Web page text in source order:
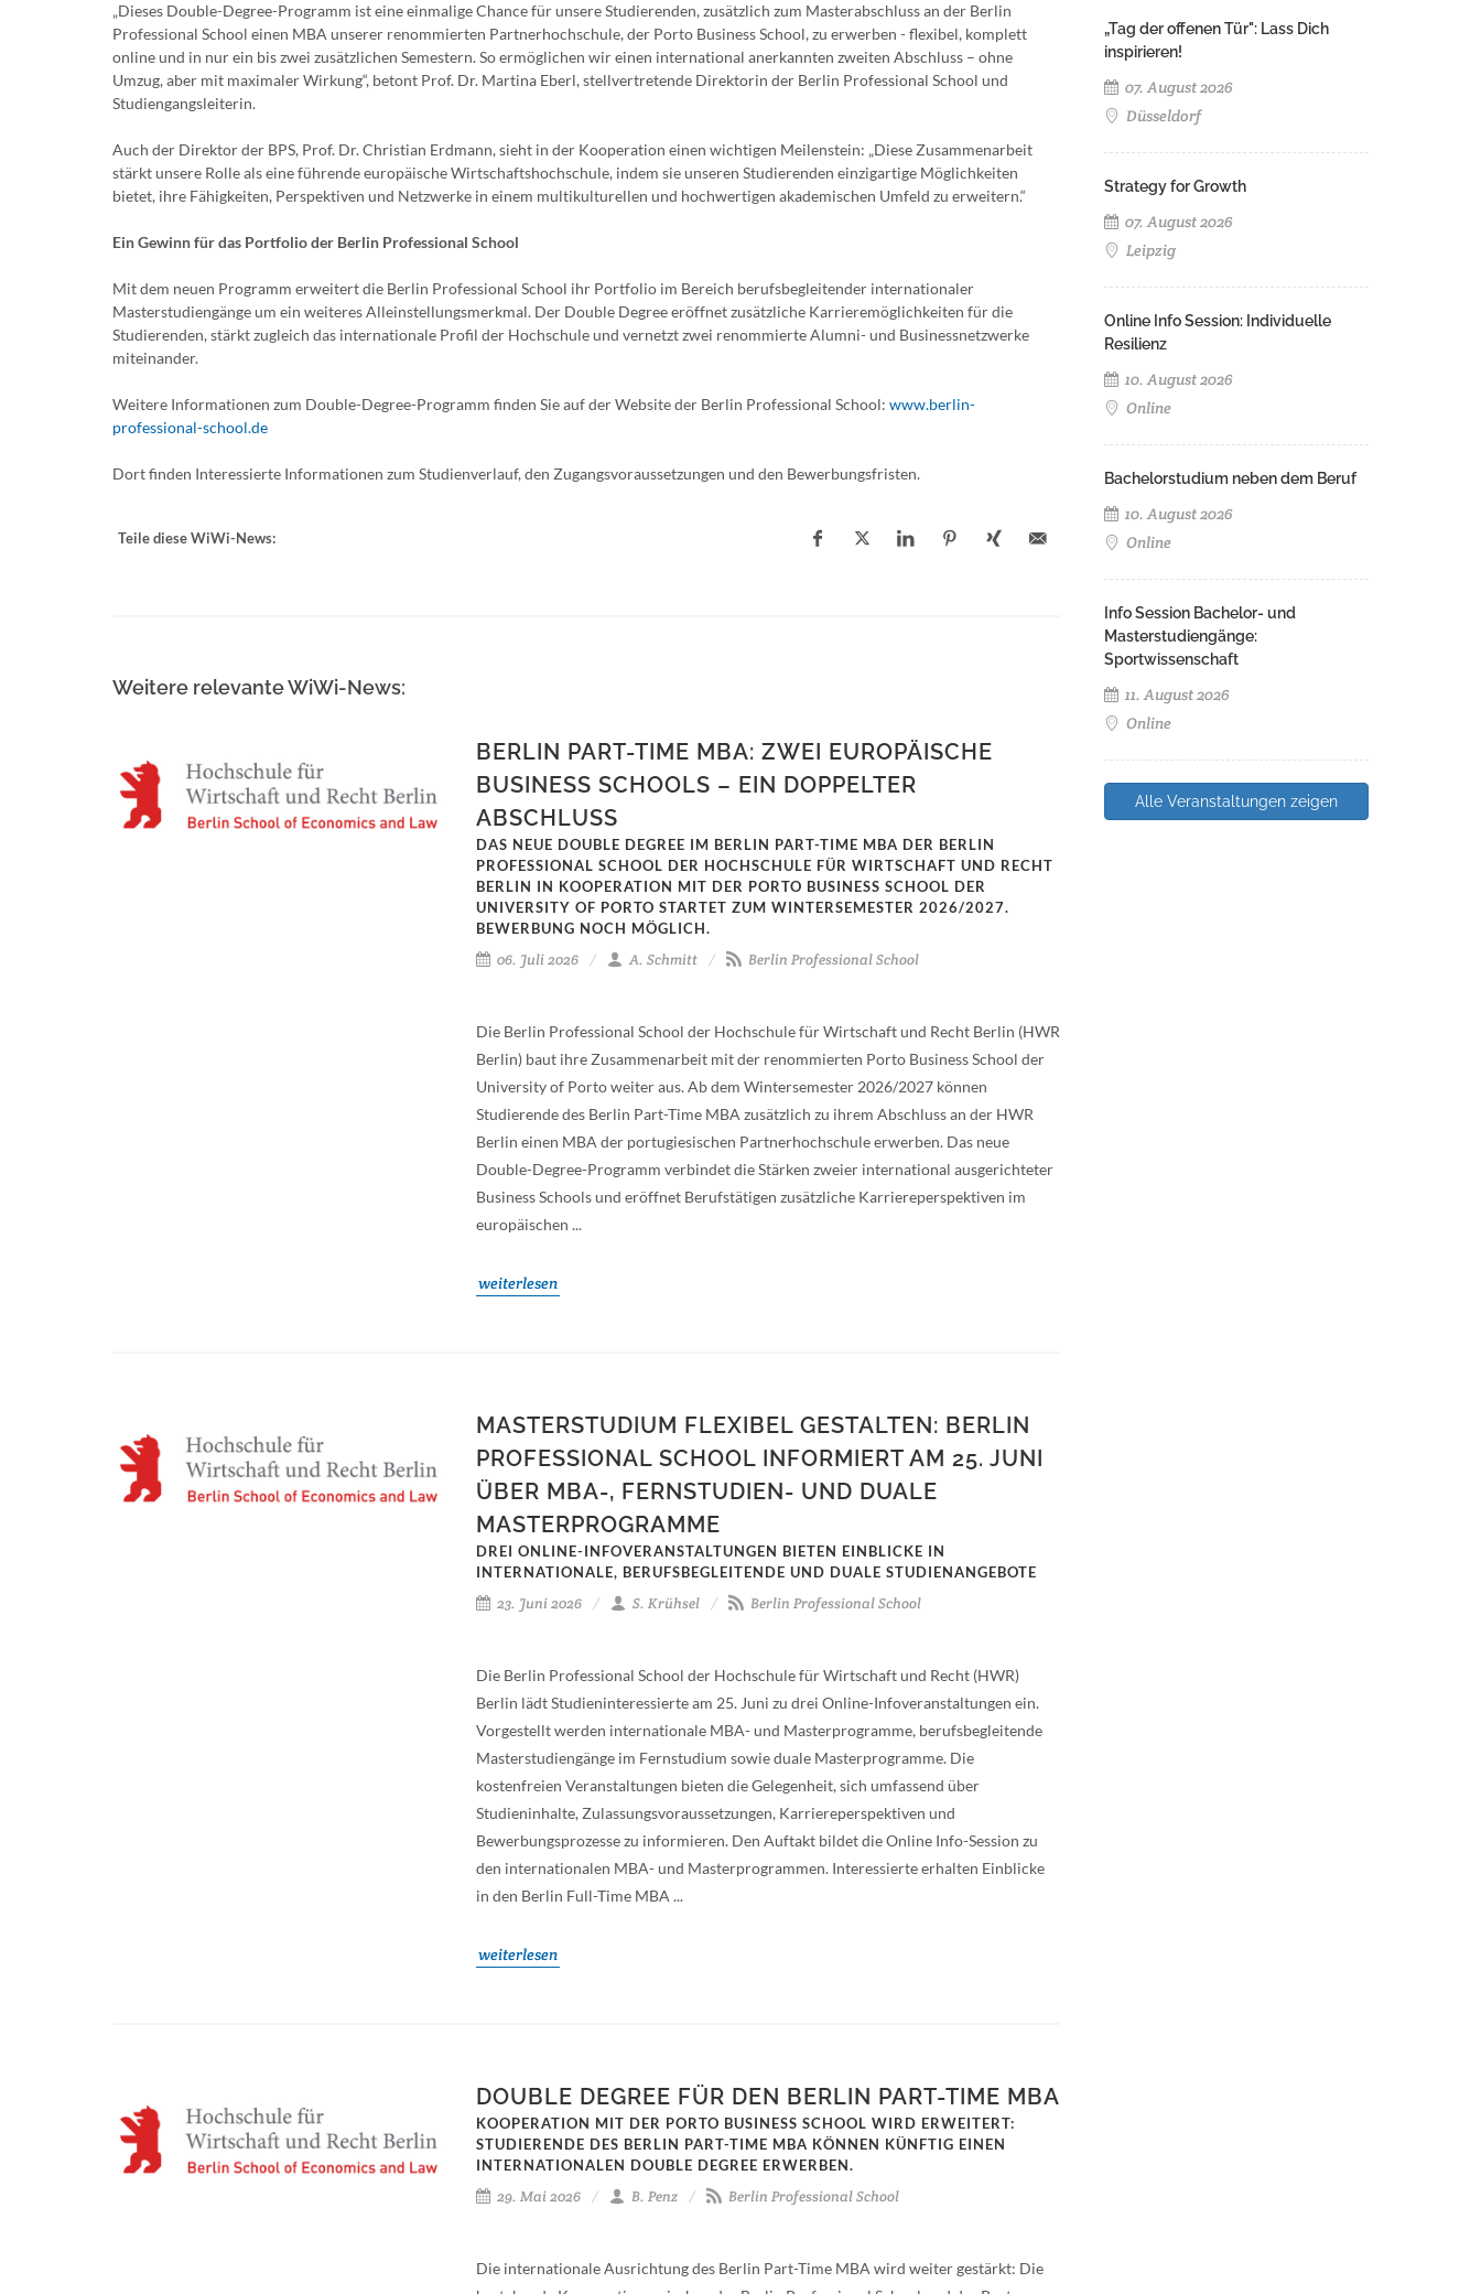
„Dieses Double-Degree-Programm ist eine einmalige Chance für unsere Studierenden, zusätzlich zum Masterabschluss an der Berlin
Professional School einen MBA unserer renommierten Partnerhochschule, der Porto Business School, zu erwerben - flexibel, komplett
online und in nur ein bis zwei zusätzlichen Semestern. So ermöglichen wir einen international anerkannten zweiten Abschluss – ohne
Umzug, aber mit maximaler Wirkung“, betont Prof. Dr. Martina Eberl, stellvertretende Direktorin der Berlin Professional School und
Studiengangsleiterin.
Auch der Direktor der BPS, Prof. Dr. Christian Erdmann, sieht in der Kooperation einen wichtigen Meilenstein: „Diese Zusammenarbeit
stärkt unsere Rolle als eine führende europäische Wirtschaftshochschule, indem sie unseren Studierenden einzigartige Möglichkeiten
bietet, ihre Fähigkeiten, Perspektiven und Netzwerke in einem multikulturellen und hochwertigen akademischen Umfeld zu erweitern.“
Ein Gewinn für das Portfolio der Berlin Professional School
Mit dem neuen Programm erweitert die Berlin Professional School ihr Portfolio im Bereich berufsbegleitender internationaler
Masterstudiengänge um ein weiteres Alleinstellungsmerkmal. Der Double Degree eröffnet zusätzliche Karrieremöglichkeiten für die
Studierenden, stärkt zugleich das internationale Profil der Hochschule und vernetzt zwei renommierte Alumni- und Businessnetzwerke
miteinander.
Weitere Informationen zum Double-Degree-Programm finden Sie auf der Website der Berlin Professional School: www.berlin-
professional-school.de
Dort finden Interessierte Informationen zum Studienverlauf, den Zugangsvoraussetzungen und den Bewerbungsfristen.
Teile diese WiWi-News:
Weitere relevante WiWi-News:
BERLIN PART-TIME MBA: ZWEI EUROPÄISCHE
BUSINESS SCHOOLS – EIN DOPPELTER
ABSCHLUSS
DAS NEUE DOUBLE DEGREE IM BERLIN PART-TIME MBA DER BERLIN
PROFESSIONAL SCHOOL DER HOCHSCHULE FÜR WIRTSCHAFT UND RECHT
BERLIN IN KOOPERATION MIT DER PORTO BUSINESS SCHOOL DER
UNIVERSITY OF PORTO STARTET ZUM WINTERSEMESTER 2026/2027.
BEWERBUNG NOCH MÖGLICH.
06. Juli 2026 A. Schmitt Berlin Professional School
Die Berlin Professional School der Hochschule für Wirtschaft und Recht Berlin (HWR
Berlin) baut ihre Zusammenarbeit mit der renommierten Porto Business School der
University of Porto weiter aus. Ab dem Wintersemester 2026/2027 können
Studierende des Berlin Part-Time MBA zusätzlich zu ihrem Abschluss an der HWR
Berlin einen MBA der portugiesischen Partnerhochschule erwerben. Das neue
Double-Degree-Programm verbindet die Stärken zweier international ausgerichteter
Business Schools und eröffnet Berufstätigen zusätzliche Karriereperspektiven im
europäischen ...
weiterlesen
MASTERSTUDIUM FLEXIBEL GESTALTEN: BERLIN
PROFESSIONAL SCHOOL INFORMIERT AM 25. JUNI
ÜBER MBA-, FERNSTUDIEN- UND DUALE
MASTERPROGRAMME
DREI ONLINE-INFOVERANSTALTUNGEN BIETEN EINBLICKE IN
INTERNATIONALE, BERUFSBEGLEITENDE UND DUALE STUDIENANGEBOTE
23. Juni 2026 S. Krühsel Berlin Professional School
Die Berlin Professional School der Hochschule für Wirtschaft und Recht (HWR)
Berlin lädt Studieninteressierte am 25. Juni zu drei Online-Infoveranstaltungen ein.
Vorgestellt werden internationale MBA- und Masterprogramme, berufsbegleitende
Masterstudiengänge im Fernstudium sowie duale Masterprogramme. Die
kostenfreien Veranstaltungen bieten die Gelegenheit, sich umfassend über
Studieninhalte, Zulassungsvoraussetzungen, Karriereperspektiven und
Bewerbungsprozesse zu informieren. Den Auftakt bildet die Online Info-Session zu
den internationalen MBA- und Masterprogrammen. Interessierte erhalten Einblicke
in den Berlin Full-Time MBA ...
weiterlesen
DOUBLE DEGREE FÜR DEN BERLIN PART-TIME MBA
KOOPERATION MIT DER PORTO BUSINESS SCHOOL WIRD ERWEITERT:
STUDIERENDE DES BERLIN PART-TIME MBA KÖNNEN KÜNFTIG EINEN
INTERNATIONALEN DOUBLE DEGREE ERWERBEN.
29. Mai 2026 B. Penz Berlin Professional School
Die internationale Ausrichtung des Berlin Part-Time MBA wird weiter gestärkt: Die
„Tag der offenen Tür": Lass Dich
inspirieren!
07. August 2026
Düsseldorf
Strategy for Growth
07. August 2026
Leipzig
Online Info Session: Individuelle
Resilienz
10. August 2026
Online
Bachelorstudium neben dem Beruf
10. August 2026
Online
Info Session Bachelor- und
Masterstudiengänge:
Sportwissenschaft
11. August 2026
Online
Alle Veranstaltungen zeigen